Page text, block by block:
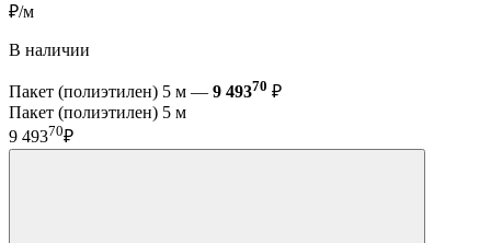
₽/м
В наличии
Пакет (полиэтилен) 5 м — 9 49370 ₽
Пакет (полиэтилен) 5 м
9 49370₽